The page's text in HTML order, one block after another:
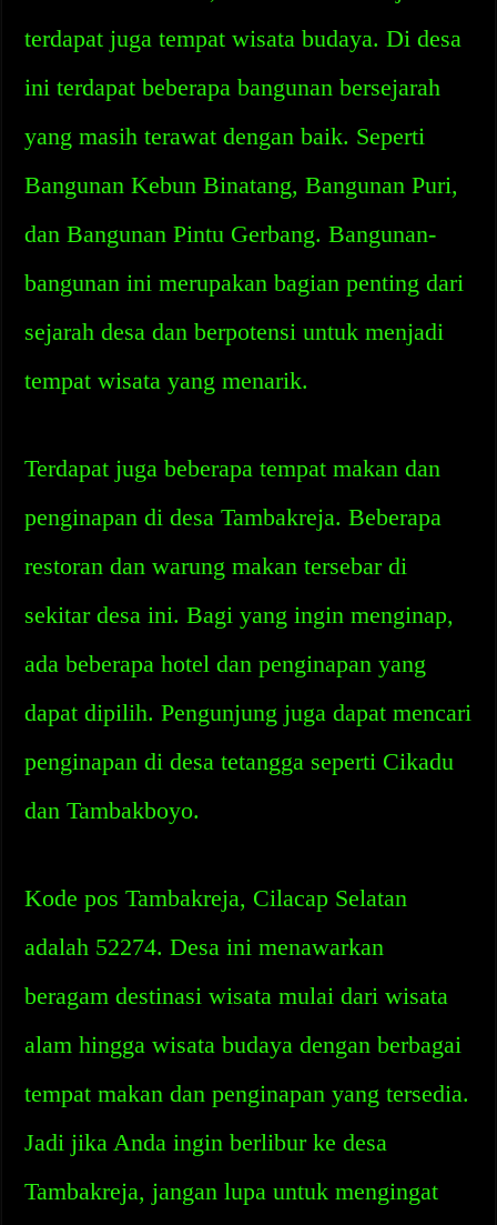
terdapat juga tempat wisata budaya. Di desa
ini terdapat beberapa bangunan bersejarah
yang masih terawat dengan baik. Seperti
Bangunan Kebun Binatang, Bangunan Puri,
dan Bangunan Pintu Gerbang. Bangunan-
bangunan ini merupakan bagian penting dari
sejarah desa dan berpotensi untuk menjadi
tempat wisata yang menarik.
Terdapat juga beberapa tempat makan dan
penginapan di desa Tambakreja. Beberapa
restoran dan warung makan tersebar di
sekitar desa ini. Bagi yang ingin menginap,
ada beberapa hotel dan penginapan yang
dapat dipilih. Pengunjung juga dapat mencari
penginapan di desa tetangga seperti Cikadu
dan Tambakboyo.
Kode pos Tambakreja, Cilacap Selatan
adalah 52274. Desa ini menawarkan
beragam destinasi wisata mulai dari wisata
alam hingga wisata budaya dengan berbagai
tempat makan dan penginapan yang tersedia.
Jadi jika Anda ingin berlibur ke desa
Tambakreja, jangan lupa untuk mengingat